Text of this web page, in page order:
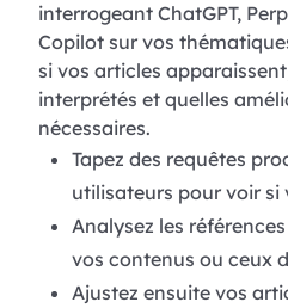
interrogeant ChatGPT,
Copilot sur vos
si vos articles
interprétés et quelles
nécessaires.
Tapez des requêtes
utilisateurs pour voir si
Analysez les
vos contenus ou ceux
Ajustez ensuite vos